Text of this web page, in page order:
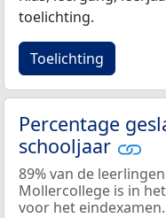
toelichting.
Toelichting
Percentage
schooljaar
89% van de
Mollercollege is in
voor het eindexamen.